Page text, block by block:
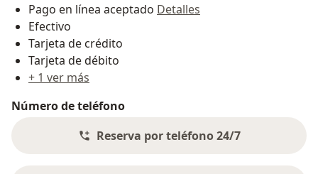
Pago en línea aceptado Detalles
Efectivo
Tarjeta de crédito
Tarjeta de débito
+ 1 ver más
Número de teléfono
Reserva por teléfono 24/7